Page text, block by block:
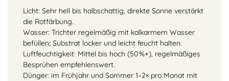
Licht: Sehr hell bis halbschattig, direkte Sonne verstärkt
die Rotfärbung.
Wasser: Trichter regelmäßig mit kalkarmem Wasser
befüllen; Substrat locker und leicht feucht halten.
Luftfeuchtigkeit: Mittel bis hoch (50 %+), regelmäßiges
Besprühen empfehlenswert.
Dünger: im Frühjahr und Sommer 1–2× pro Monat mit